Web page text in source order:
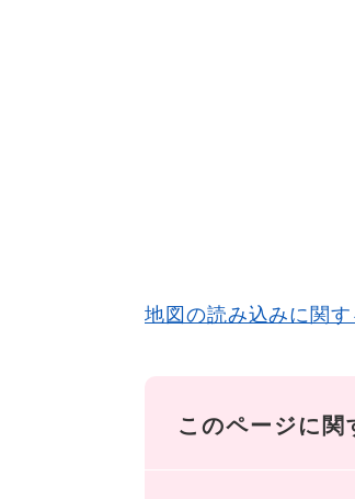
地図の読み込みに関
このページに関